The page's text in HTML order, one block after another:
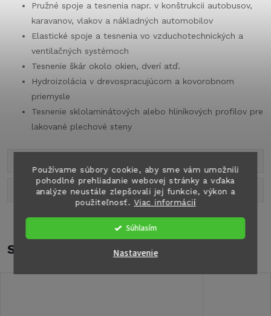
Používame súbory cookie, aby sme vám umožnili
pohodlné prehliadanie webovej stránky a vďaka
analýze neustále zlepšovali jej funkcie, výkon a
použiteľnosť.Viac informácií
Súhlasím
Nastavenie
Pružné spoje a tesnenia napr. v konštrukcii autobusov,
karavanov, vlakov a nákladných automobilov
Elastické spoje a tesnenia vo vzduchotechnických a
ventilačných systémoch
Tesnenie škár okolo okien, dverí atď.
Hydroizolácia v drevospracujúcom a kovorobnom
priemysle
Tesnenie sklolaminátových alebo hliníkových profilov pre
lakované plechové steny
Diskusia
Súvisiaci tovar